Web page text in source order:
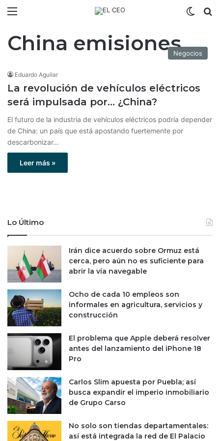
China emisionesNegocios
Eduardo Aguilar
La revolución de vehículos eléctricos
será impulsada por… ¿China?
El futuro de la industria de vehículos eléctricos podría depender
de China: un país que está apostando fuertemente por
descarbonizar…
Leer más »
Lo Último
Irán dice acuerdo sobre Ormuz está
cerca, pero aún no es suficiente para
abrir la vía navegable
Ocho de cada 10 empleos son
informales en agricultura, servicios y
construcción
El problema que Apple deberá resolver
antes del lanzamiento del iPhone 18
Pro
Carlos Slim apuesta por Puebla; así
busca expandir el imperio inmobiliario
de Grupo Carso
No solo son tiendas departamentales:
así está integrada la red de El Palacio